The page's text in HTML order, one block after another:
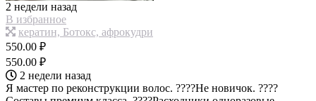
2 недели назад
В избранное
кератин, Ботокс, афрокудри
550.00 ₽
550.00 ₽
2 недели назад
Я мастер по реконструкции волос. ????Не новичок. ????